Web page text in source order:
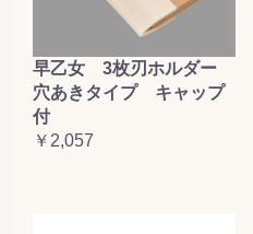
早乙女 3枚刃ホルダー
穴あきタイプ キャップ
付
￥2,057